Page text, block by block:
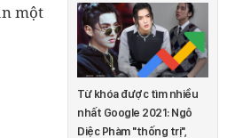
Từ khóa được tìm nhiều
nhất Google 2021: Ngô
Diệc Phàm "thống trị",
một